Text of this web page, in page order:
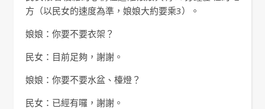
方（以民女的速度為準，娘娘大約要乘3）。
娘娘：你要不要衣架？
民女：目前足夠，謝謝。
娘娘：你要不要水盆、檯燈？
民女：已經有囉，謝謝。